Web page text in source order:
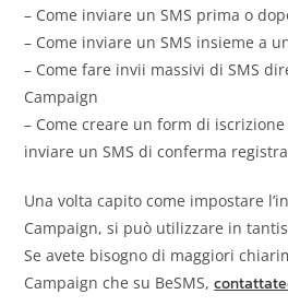
– Come inviare un SMS prima o
– Come inviare un SMS insieme a
– Come fare invii massivi di SMS
Campaign
– Come creare un form di
inviare un SMS di conferma
Una volta capito come impostare
Campaign, si può utilizzare in
Se avete bisogno di maggiori
Campaign che su BeSMS,